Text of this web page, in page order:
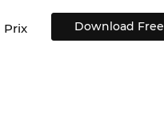
Prix Download Free